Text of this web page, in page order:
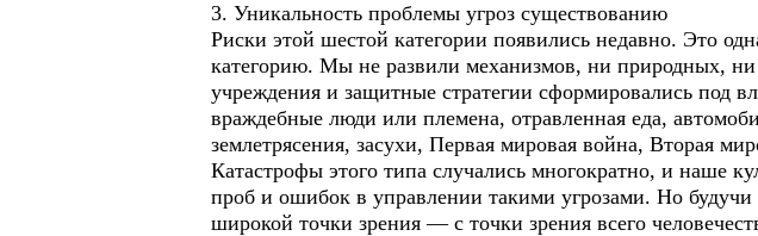
3. Уникальность проблемы угроз существованию
Риски этой шестой категории появились недавно. Это
категорию. Мы не развили механизмов, ни природных,
учреждения и защитные стратегии сформировались под
враждебные люди или племена, отравленная еда,
землетрясения, засухи, Первая мировая война, Вторая
Катастрофы этого типа случались многократно, и наше
проб и ошибок в управлении такими угрозами. Но будучи
широкой точки зрения — с точки зрения всего